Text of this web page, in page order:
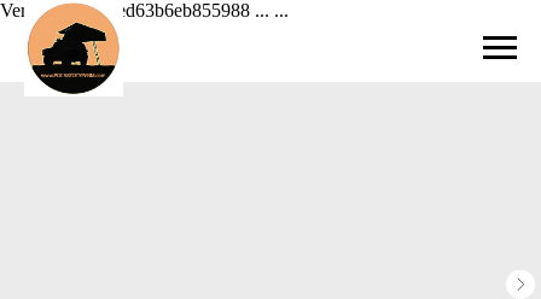
Verification: 42ed63b6eb855988 ... ...